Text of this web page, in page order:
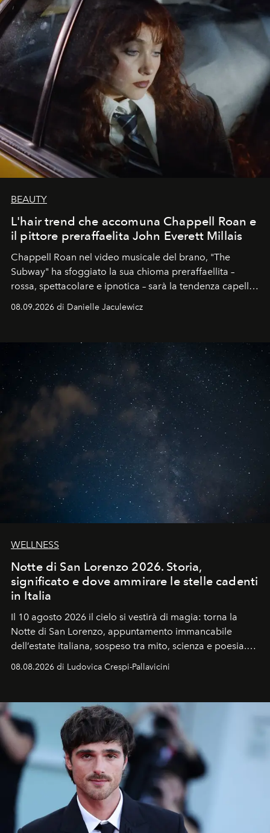
BEAUTY
L'hair trend che accomuna Chappell Roan e
il pittore preraffaelita John Everett Millais
Chappell Roan nel video musicale del brano, "The
Subway" ha sfoggiato la sua chioma preraffaellita –
rossa, spettacolare e ipnotica – sarà la tendenza capelli
08.09.2026 di Danielle Jaculewicz
WELLNESS
Notte di San Lorenzo 2026. Storia,
significato e dove ammirare le stelle cadenti
in Italia
Il 10 agosto 2026 il cielo si vestirà di magia: torna la
Notte di San Lorenzo, appuntamento immancabile
dell’estate italiana, sospeso tra mito, scienza e poesia.
celeste per seguire il passaggio delle
all’universo i desideri più segreti
08.08.2026 di Ludovica Crespi-Pallavicini